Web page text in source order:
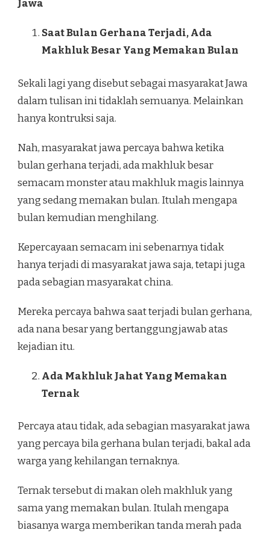
Jawa
Saat Bulan Gerhana Terjadi, Ada
Makhluk Besar Yang Memakan Bulan
Sekali lagi yang disebut sebagai masyarakat Jawa
dalam tulisan ini tidaklah semuanya. Melainkan
hanya kontruksi saja.
Nah, masyarakat jawa percaya bahwa ketika
bulan gerhana terjadi, ada makhluk besar
semacam monster atau makhluk magis lainnya
yang sedang memakan bulan. Itulah mengapa
bulan kemudian menghilang.
Kepercayaan semacam ini sebenarnya tidak
hanya terjadi di masyarakat jawa saja, tetapi juga
pada sebagian masyarakat china.
Mereka percaya bahwa saat terjadi bulan gerhana,
ada nana besar yang bertanggungjawab atas
kejadian itu.
Ada Makhluk Jahat Yang Memakan
Ternak
Percaya atau tidak, ada sebagian masyarakat jawa
yang percaya bila gerhana bulan terjadi, bakal ada
warga yang kehilangan ternaknya.
Ternak tersebut di makan oleh makhluk yang
sama yang memakan bulan. Itulah mengapa
biasanya warga memberikan tanda merah pada